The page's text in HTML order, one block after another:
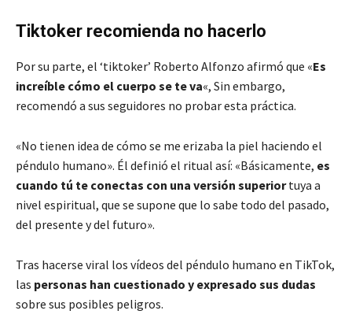
Tiktoker recomienda no hacerlo
Por su parte, el ‘tiktoker’ Roberto Alfonzo afirmó que «Es
increíble cómo el cuerpo se te va«, Sin embargo,
recomendó a sus seguidores no probar esta práctica.
«No tienen idea de cómo se me erizaba la piel haciendo el
péndulo humano». Él definió el ritual así: «Básicamente, es
cuando tú te conectas con una versión superiortuya a
nivel espiritual, que se supone que lo sabe todo del pasado,
del presente y del futuro».
Tras hacerse viral los vídeos del péndulo humano en TikTok,
las personas han cuestionado y expresado sus dudas
sobre sus posibles peligros.